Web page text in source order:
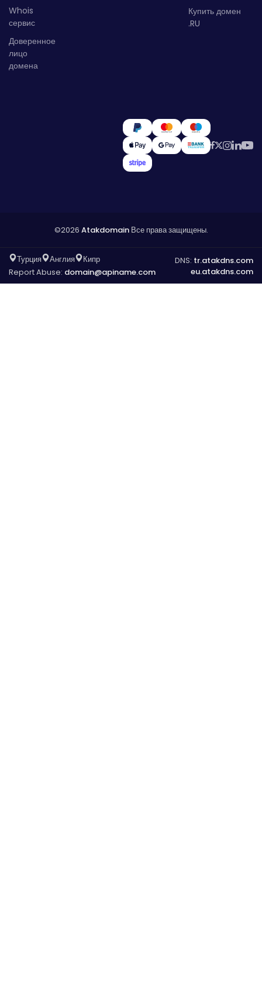
Whois
сервис
Доверенное
лицо
домена
Купить домен
.RU
©2026 AtakdomainВсе права защищены.
Турция Англия
Кипр
Report Abuse: domain@apiname.com
DNS: tr.atakdns.com
eu.atakdns.com